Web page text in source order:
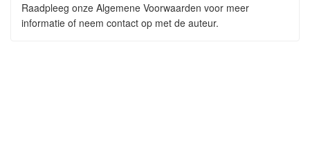
Raadpleeg onze Algemene Voorwaarden voor meer
informatie of neem contact op met de auteur.